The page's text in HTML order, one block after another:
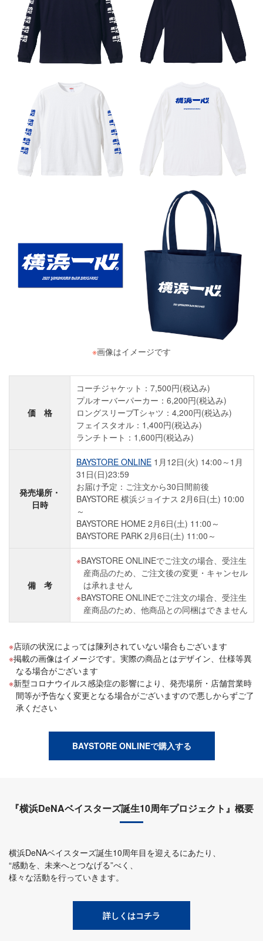
※画像はイメージです
価 格
コーチジャケット：7,500円(税込み)
プルオーバーパーカー：6,200円(税込み)
ロングスリーブTシャツ：4,200円(税込み)
フェイスタオル：1,400円(税込み)
ランチトート：1,600円(税込み)
発売場所・
日時
BAYSTORE ONLINE 1月12日(火) 14:00～1月
31日(日)23:59
お届け予定：ご注文から30日間前後
BAYSTORE 横浜ジョイナス 2月6日(土) 10:00
～
BAYSTORE HOME 2月6日(土) 11:00～
BAYSTORE PARK 2月6日(土) 11:00～
備 考
BAYSTORE ONLINEでご注文の場合、受注生
産商品のため、ご注文後の変更・キャンセル
は承れません
BAYSTORE ONLINEでご注文の場合、受注生
産商品のため、他商品との同梱はできません
店頭の状況によっては陳列されていない場合もございます
掲載の画像はイメージです。実際の商品とはデザイン、仕様等異
なる場合がございます
新型コロナウイルス感染症の影響により、発売場所・店舗営業時
間等が予告なく変更となる場合がございますので悪しからずご了
承ください
BAYSTORE ONLINEで購入する
『横浜DeNAベイスターズ誕生10周年プロジェクト』概要
横浜DeNAベイスターズ誕生10周年目を迎えるにあたり、
“感動を、未来へとつなげる”べく、
様々な活動を行っていきます。
詳しくはコチラ